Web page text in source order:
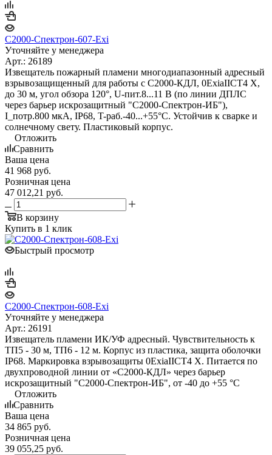
С2000-Спектрон-607-Exi
Уточняйте у менеджера
Арт.: 26189
Извещатель пожарный пламени многодиапазонный адресный
взрывозащищенный для работы с С2000-КДЛ, 0ExiaIICT4 X,
до 30 м, угол обзора 120°, U-пит.8...11 В (по линии ДПЛС
через барьер искрозащитный "С2000-Спектрон-ИБ"),
I_потр.800 мкА, IP68, T-раб.-40...+55°С. Устойчив к сварке и
солнечному свету. Пластиковый корпус.
Отложить
Сравнить
Ваша цена
41 968 руб.
Розничная цена
47 012,21 руб.
В корзину
Купить в 1 клик
Быстрый просмотр
С2000-Спектрон-608-Exi
Уточняйте у менеджера
Арт.: 26191
Извещатель пламени ИК/УФ адресный. Чувствительность к
ТП5 - 30 м, ТП6 - 12 м. Корпус из пластика, защита оболочки
IP68. Маркировка взрывозащиты 0ExiaIICT4 X. Питается по
двухпроводной линии от «С2000-КДЛ» через барьер
искрозащитный "С2000-Спектрон-ИБ", от -40 до +55 °С
Отложить
Сравнить
Ваша цена
34 865 руб.
Розничная цена
39 055,25 руб.